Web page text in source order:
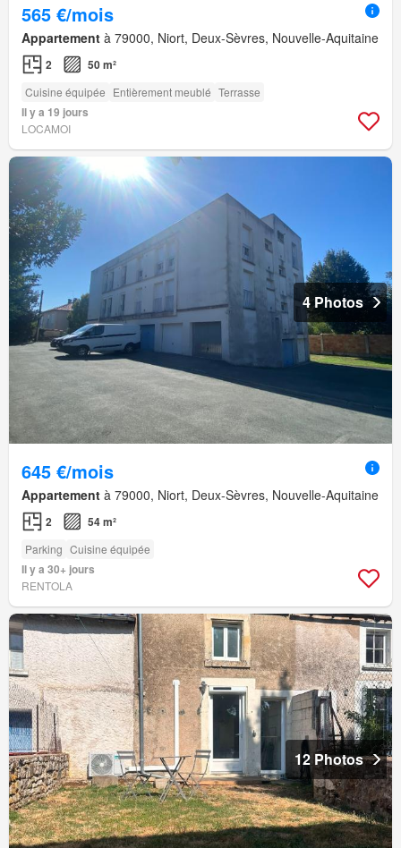
565 €/mois
Appartement à 79000, Niort, Deux-Sèvres, Nouvelle-Aquitaine
2 50 m²
Cuisine équipée Entièrement meublé Terrasse
Il y a 19 jours
LOCAMOI
4 Photos
645 €/mois
Appartement à 79000, Niort, Deux-Sèvres, Nouvelle-Aquitaine
2 54 m²
Parking Cuisine équipée
Il y a 30+ jours
RENTOLA
12 Photos